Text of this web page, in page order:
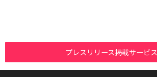
プレスリリース掲載サービス